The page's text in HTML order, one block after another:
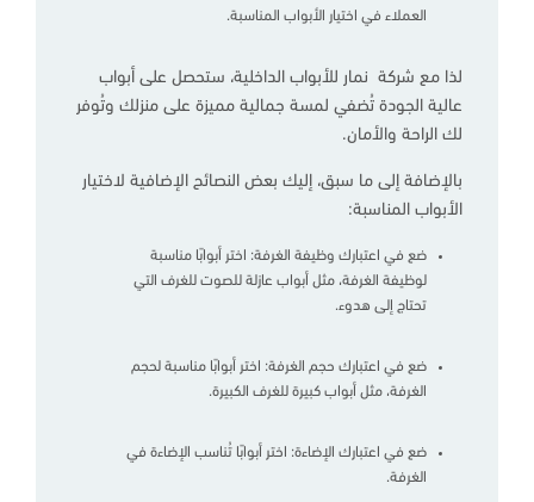
العملاء في اختيار الأبواب المناسبة.
لذا مع شركة نمار للأبواب الداخلية، ستحصل على أبواب
عالية الجودة تُضفي لمسة جمالية مميزة على منزلك وتُوفر
لك الراحة والأمان.
بالإضافة إلى ما سبق، إليك بعض النصائح الإضافية لاختيار
الأبواب المناسبة:
ضع في اعتبارك وظيفة الغرفة: اختر أبوابًا مناسبة
لوظيفة الغرفة، مثل أبواب عازلة للصوت للغرف التي
تحتاج إلى هدوء.
ضع في اعتبارك حجم الغرفة: اختر أبوابًا مناسبة لحجم
الغرفة، مثل أبواب كبيرة للغرف الكبيرة.
ضع في اعتبارك الإضاءة: اختر أبوابًا تُناسب الإضاءة في
الغرفة.